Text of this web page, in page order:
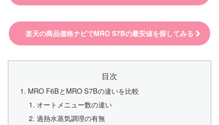
楽天の商品価格ナビでMRO S7Bの最安値を探してみる
目次
MRO F6BとMRO S7Bの違いを比較
オートメニュー数の違い
過熱水蒸気調理の有無